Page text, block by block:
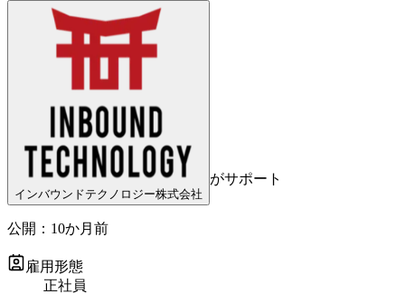
インバウンドテクノロジー株式会社
がサポート
公開： 10か月前
雇用形態
正社員